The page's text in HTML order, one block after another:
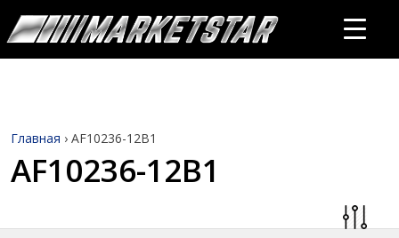
Главная › AF10236-12B1
AF10236-12B1